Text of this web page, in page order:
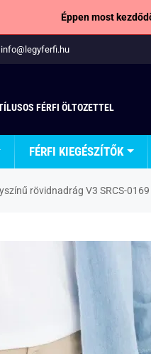
Éppen most
info@legyferfi.hu
FÉRFI ÖLTOZETTEL
FÉRFI KIEGÉSZÍTŐK
rövidnadrág V3 SRCS-0169